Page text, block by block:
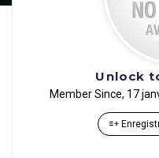
Unlock
Member Since, 17